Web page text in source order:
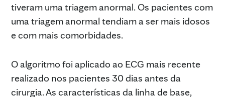
tiveram uma triagem anormal. Os pacientes com
uma triagem anormal tendiam a ser mais idosos
e com mais comorbidades.
O algoritmo foi aplicado ao ECG mais recente
realizado nos pacientes 30 dias antes da
cirurgia. As características da linha de base,